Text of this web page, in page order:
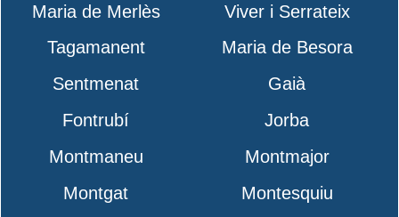
Maria de Merlès
Viver i Serrateix
Tagamanent
Maria de Besora
Sentmenat
Gaià
Fontrubí
Jorba
Montmaneu
Montmajor
Montgat
Montesquiu